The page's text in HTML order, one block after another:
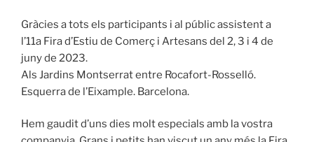
Gràcies a tots els participants i al públic assistent a
l’11a Fira d’Estiu de Comerç i Artesans del 2, 3 i 4 de
juny de 2023.
Als Jardins Montserrat entre Rocafort-Rosselló.
Esquerra de l’Eixample. Barcelona.
Hem gaudit d’uns dies molt especials amb la vostra